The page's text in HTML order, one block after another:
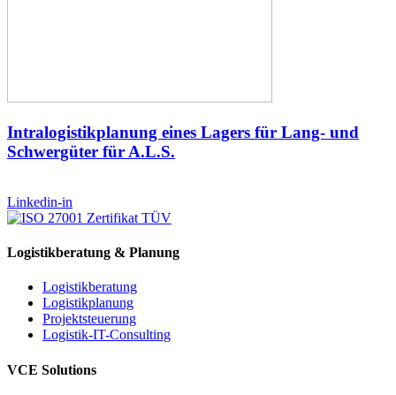
Intralogistikplanung eines Lagers für Lang- und
Schwergüter für A.L.S.
Linkedin-in
Logistikberatung & Planung
Logistikberatung
Logistikplanung
Projektsteuerung
Logistik-IT-Consulting
VCE Solutions